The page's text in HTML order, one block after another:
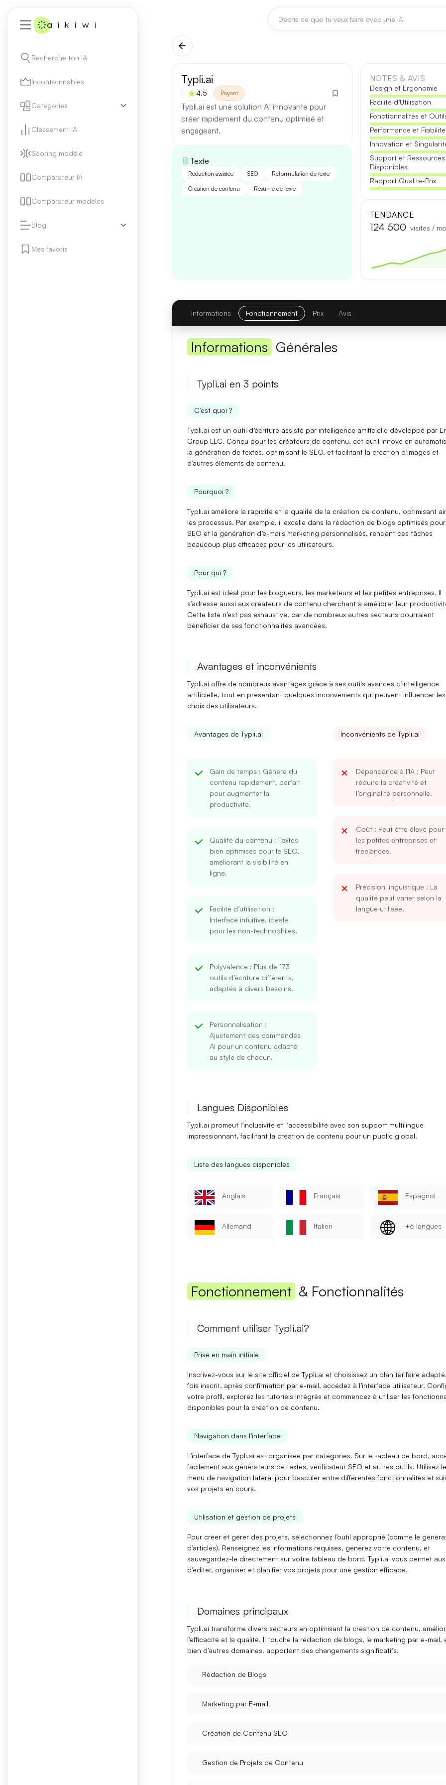
Recherche ton IA
Incontournables
Catégories
Classement IA
Scoring modèle
Comparateur IA
Comparateur modèles
Blog
Mes favoris
Mot de passe
[TEST] Claude Opus 4.8 : ce qui change
5 août 2026
Anthropic met à jour Claude Opus le 2 août 2026. Cette
fiabilité des réponses longues et la vitesse de première réponse.
Ce qui change
Contexte étendu
— les documents longs sont traités d’un
— latence réduite sur les requêtes courtes.
Comparatif avec la version précédente
Latence 1re réponse
Contexte maximal
Typli.ai
4.5 Payant
Typli.ai est une solution AI innovante pour
créer rapidement du contenu optimisé et
engageant.
Texte
Rédaction assistée SEO
Reformulation de texte
Création de contenu
Résumé de texte
NOTES & AVIS
Design et Ergonomie
Facilité d’Utilisation
Fonctionnalités et
Performance et Fiabilité
Innovation et
Support et Ressources
Disponibles
Rapport Qualité-Prix
TENDANCE
124 500 visites /
Informations Fonctionnement Prix Avis
Informations Générales
Typli.ai en 3 points
C’est quoi ?
Typli.ai est un outil d’écriture assisté par intelligence artificielle développé par
Group LLC. Conçu pour les créateurs de contenu, cet outil innove en
la génération de textes, optimisant le SEO, et facilitant la création d’images et
d’autres éléments de contenu.
Pourquoi ?
Typli.ai améliore la rapidité et la qualité de la création de contenu, optimisant
les processus. Par exemple, il excelle dans la rédaction de blogs optimisés
SEO et la génération d’e-mails marketing personnalisés, rendant ces tâches
beaucoup plus efficaces pour les utilisateurs.
Pour qui ?
Typli.ai est idéal pour les blogueurs, les marketeurs et les petites entreprises. Il
s’adresse aussi aux créateurs de contenu cherchant à améliorer leur
Cette liste n’est pas exhaustive, car de nombreux autres secteurs pourraient
bénéficier de ses fonctionnalités avancées.
Avantages et inconvénients
Typli.ai offre de nombreux avantages grâce à ses outils avancés d’intelligence
artificielle, tout en présentant quelques inconvénients qui peuvent influencer les
choix des utilisateurs.
Avantages de Typli.ai
Gain de temps : Génère du
contenu rapidement, parfait
pour augmenter la
productivité.
Qualité du contenu : Textes
bien optimisés pour le SEO,
améliorant la visibilité en
ligne.
Facilité d’utilisation :
Interface intuitive, idéale
pour les non-technophiles.
Polyvalence : Plus de 173
outils d’écriture différents,
adaptés à divers besoins.
Personnalisation :
Ajustement des commandes
AI pour un contenu adapté
au style de chacun.
Inconvénients de Typli.ai
Dépendance à l’IA: Peut
réduire la créativité et
l’originalité personnelle.
Coût: Peut être élevé pour
les petites entreprises et
freelances.
Précision linguistique : La
qualité peut varier selon la
langue utilisée.
Langues Disponibles
Typli.ai promeut l’inclusivité et l’accessibilité avec son support multilingue
impressionnant, facilitant la création de contenu pour un public global.
Liste des langues disponibles
Anglais Français Espagnol
Allemand Italien +6 langues
Fonctionnement & Fonctionnalités
Comment utiliser Typli.ai?
Prise en main initiale
Inscrivez-vous sur le site officiel de Typli.ai et choisissez un plan tarifaire
fois inscrit, après confirmation par e-mail, accédez à l’interface utilisateur.
votre profil, explorez les tutoriels intégrés et commencez à utiliser les
disponibles pour la création de contenu.
Navigation dans l’interface
L’interface de Typli.ai est organisée par catégories. Sur le tableau de bord,
facilement aux générateurs de textes, vérificateur SEO et autres outils. Utilisez le
menu de navigation latéral pour basculer entre différentes fonctionnalités et
vos projets en cours.
Utilisation et gestion de projets
Pour créer et gérer des projets, sélectionnez l’outil approprié (comme le
d’articles). Renseignez les informations requises, générez votre contenu, et
sauvegardez-le directement sur votre tableau de bord. Typli.ai vous permet
d’éditer, organiser et planifier vos projets pour une gestion efficace.
Domaines principaux
Typli.ai transforme divers secteurs en optimisant la création de contenu,
l’efficacité et la qualité. Il touche la rédaction de blogs, le marketing par e-mail,
bien d’autres domaines, apportant des changements significatifs.
Rédaction de Blogs
Marketing par E-mail
Création de Contenu SEO
Gestion de Projets de Contenu